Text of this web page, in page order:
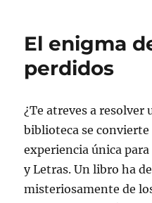
El enigma
perdidos
¿Te atreves a
biblioteca se convierte
experiencia única
y Letras. Un libro ha
misteriosamente de